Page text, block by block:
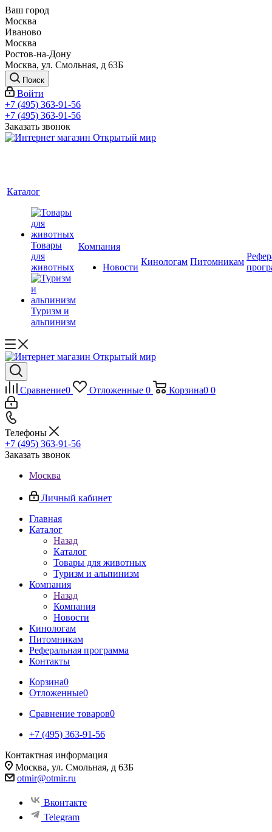
Ваш город
Москва
Иваново
Москва
Ростов-на-Дону
Москва, ул. Смольная, д 63Б
Поиск
Войти
+7 (495) 363-91-56
+7 (495) 363-91-56
Заказать звонок
Каталог
Товары
для
животных
Туризм и
альпинизм
Компания
Новости
Кинологам Питомникам
Сравнение0 Отложенные 0 Корзина0 0
Телефоны
+7 (495) 363-91-56
Заказать звонок
Москва
Личный кабинет
Главная
Каталог
Назад
Каталог
Товары для животных
Туризм и альпинизм
Компания
Назад
Компания
Новости
Кинологам
Питомникам
Реферальная программа
Контакты
Корзина0
Отложенные0
Сравнение товаров0
+7 (495) 363-91-56
Контактная информация
Москва, ул. Смольная, д 63Б
otmir@otmir.ru
Вконтакте
Telegram